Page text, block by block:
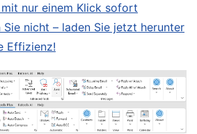
nur einem Klick sofort
nicht – laden Sie jetzt herunter
Effizienz!